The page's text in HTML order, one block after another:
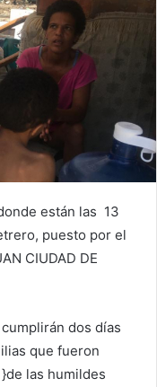
están las 13
puesto por el
CIUDAD DE
cumplirán dos días
que fueron
las humildes